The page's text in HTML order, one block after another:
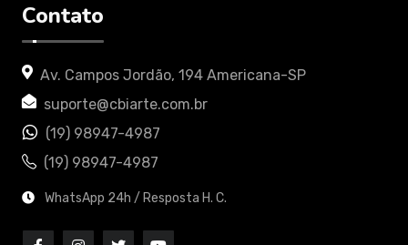
Contato
Av. Campos Jordão, 194 Americana-SP
suporte@cbiarte.com.br
(19) 98947-4987
(19) 98947-4987
WhatsApp 24h / Resposta H. C.